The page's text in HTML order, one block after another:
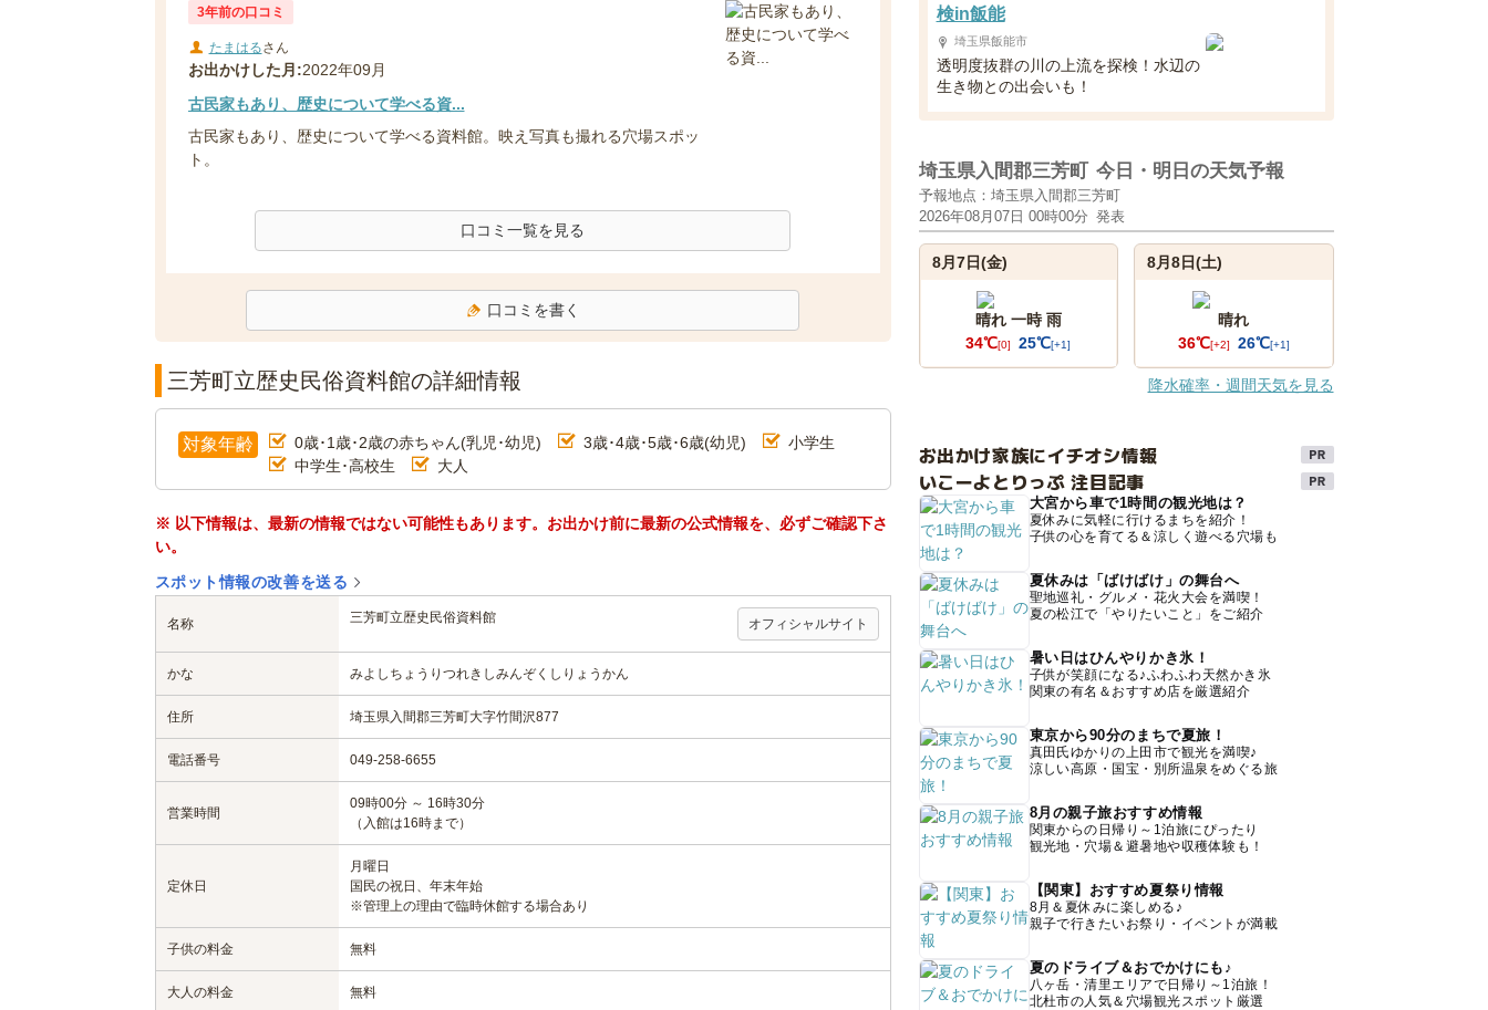
3年前の口コミ
たまはるさん
お出かけした月:2022年09月
古民家もあり、歴史について学べる資...
古民家もあり、歴史について学べる資料館。映え写真も撮れる穴場スポッ
ト。
口コミ一覧を見る
口コミを書く
三芳町立歴史民俗資料館の詳細情報
対象年齢 0歳･1歳･2歳の赤ちゃん(乳児･幼児) 3歳･4歳･5歳･6歳(幼児)
小学生
中学生･高校生
大人
※ 以下情報は、最新の情報ではない可能性もあります。お出かけ前に最新の公式情報を、必ずご確認下さ
い。
スポット情報の改善を送る
名称 三芳町立歴史民俗資料館 オフィシャルサイト
かな みよしちょうりつれきしみんぞくしりょうかん
住所 埼玉県入間郡三芳町大字竹間沢877
電話番号 049-258-6655
営業時間
09時00分 ～ 16時30分
（入館は16時まで）
定休日
月曜日
国民の祝日、年末年始
※管理上の理由で臨時休館する場合あり
子供の料金 無料
大人の料金 無料
検in飯能
埼玉県飯能市
透明度抜群の川の上流を探検！水辺の
生き物との出会いも！
埼玉県入間郡三芳町 今日・明日の天気予報
予報地点：埼玉県入間郡三芳町
2026年08月07日 00時00分 発表
8月7日(金)
晴れ 一時 雨
34℃[0] 25℃[+1]
8月8日(土)
晴れ
36℃[+2] 26℃[+1]
降水確率・週間天気を見る
お出かけ家族にイチオシ情報
いこーよとりっぷ 注目記事
大宮から車で1時間の観光地は？
夏休みに気軽に行けるまちを紹介！
子供の心を育てる＆涼しく遊べる穴場も
夏休みは「ばけばけ」の舞台へ
聖地巡礼・グルメ・花火大会を満喫！
夏の松江で「やりたいこと」をご紹介
暑い日はひんやりかき氷！
子供が笑顔になる♪ふわふわ天然かき氷
関東の有名＆おすすめ店を厳選紹介
東京から90分のまちで夏旅！
真田氏ゆかりの上田市で観光を満喫♪
涼しい高原・国宝・別所温泉をめぐる旅
8月の親子旅おすすめ情報
関東からの日帰り～1泊旅にぴったり
観光地・穴場＆避暑地や収穫体験も！
【関東】おすすめ夏祭り情報
8月＆夏休みに楽しめる♪
親子で行きたいお祭り・イベントが満載
夏のドライブ＆おでかけにも♪
八ヶ岳・清里エリアで日帰り～1泊旅！
北杜市の人気＆穴場観光スポット厳選